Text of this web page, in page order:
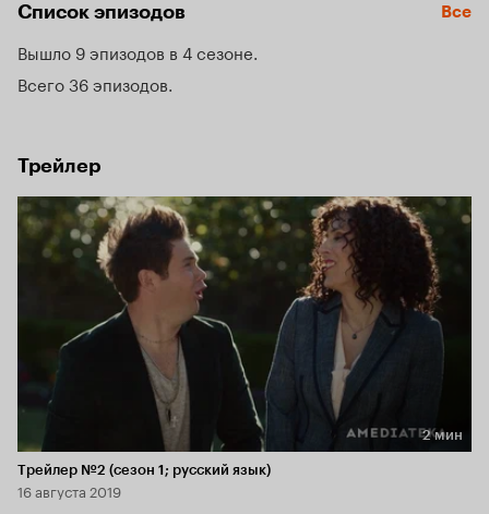
Список эпизодов Все
Вышло 9 эпизодов в 4 сезоне
Всего 36 эпизодов
Трейлер
Длительность 2 мин
2 мин
Трейлер №2 (сезон 1; русский язык)
16 августа 2019